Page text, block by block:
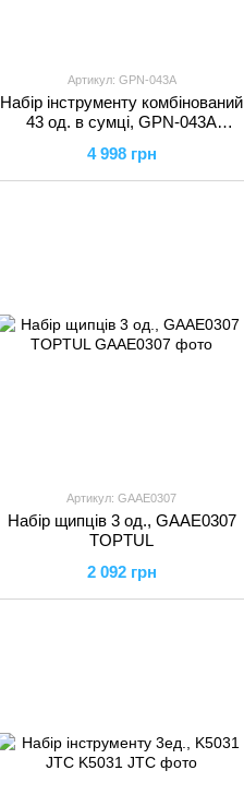
Артикул: GPN-043A
Набір інструменту комбінований
43 од. в сумці, GPN-043A
4 998 грн
Артикул: GAAE0307
Набір щипців 3 од., GAAE0307
TOPTUL
2 092 грн